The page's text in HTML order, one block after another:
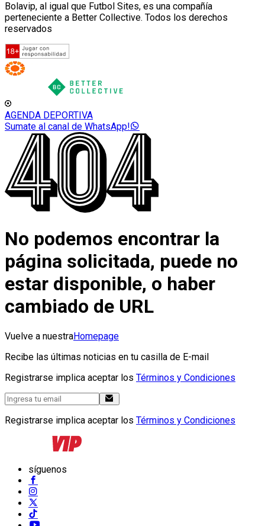
Bolavip, al igual que Futbol Sites, es una compañía
perteneciente a Better Collective. Todos los derechos
reservados
AGENDA DEPORTIVA
Sumate al canal de WhatsApp!
No podemos encontrar la
página solicitada, puede no
estar disponible, o haber
cambiado de URL
Vuelve a nuestraHomepage
Recibe las últimas noticias en tu casilla de E-mail
Registrarse implica aceptar los Términos y Condiciones
Registrarse implica aceptar los Términos y Condiciones
síguenos